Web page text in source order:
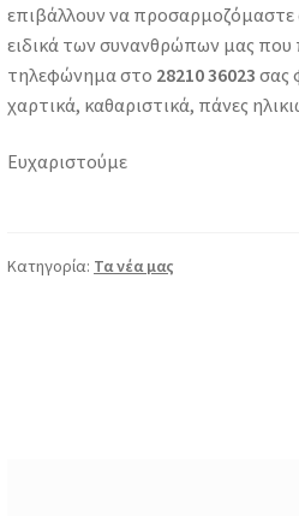
επιβάλλουν να προσαρμοζόμαστε
ειδικά των συνανθρώπων μας που
τηλεφώνημα στο 28210 36023 σας
χαρτικά, καθαριστικά, πάνες
Ευχαριστούμε
Κατηγορία: Τα νέα μας